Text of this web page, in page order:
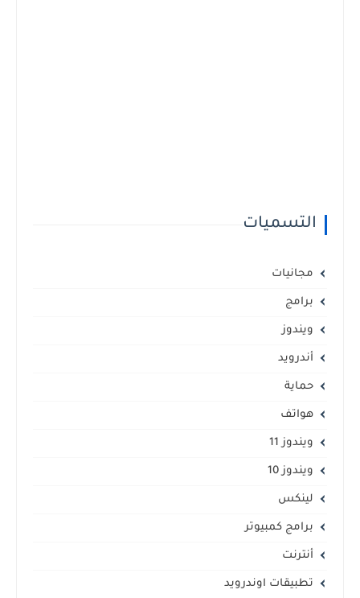
التسميات
مجانيات
برامج
ويندوز
أندرويد
حماية
هواتف
ويندوز 11
ويندوز 10
لينكس
برامج كمبيوتر
أنترنت
تطبيقات اوندرويد